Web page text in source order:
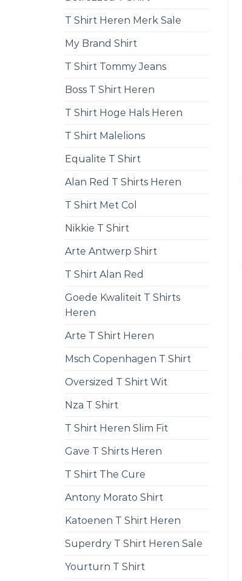
T Shirt Heren Merk Sale
My Brand Shirt
T Shirt Tommy Jeans
Boss T Shirt Heren
T Shirt Hoge Hals Heren
T Shirt Malelions
Equalite T Shirt
Alan Red T Shirts Heren
T Shirt Met Col
Nikkie T Shirt
Arte Antwerp Shirt
T Shirt Alan Red
Goede Kwaliteit T Shirts
Heren
Arte T Shirt Heren
Msch Copenhagen T Shirt
Oversized T Shirt Wit
Nza T Shirt
T Shirt Heren Slim Fit
Gave T Shirts Heren
T Shirt The Cure
Antony Morato Shirt
Katoenen T Shirt Heren
Superdry T Shirt Heren Sale
Yourturn T Shirt